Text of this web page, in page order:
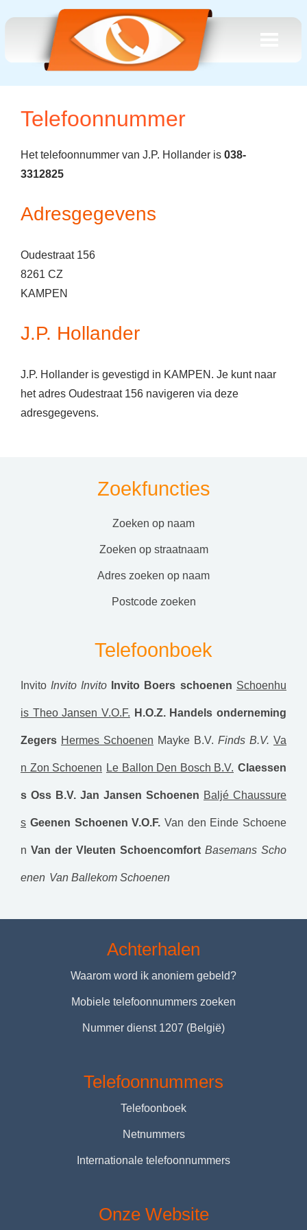
Telefoonnummer
Het telefoonnummer van J.P. Hollander is 038-
3312825
Adresgegevens
Oudestraat 156
8261 CZ
KAMPEN
J.P. Hollander
J.P. Hollander is gevestigd in KAMPEN. Je kunt naar
het adres Oudestraat 156 navigeren via deze
adresgegevens.
Zoekfuncties
zoeken op naam
zoeken op straatnaam
adres zoeken op naam
postcode zoeken
Telefoonboek
Invito Invito Invito Invito Boers schoenen Schoenhu
is Theo Jansen V.O.F. H.O.Z. Handels onderneming
Zegers Hermes Schoenen Mayke B.V. Finds B.V. Va
n Zon Schoenen Le Ballon Den Bosch B.V. Claessen
s Oss B.V. Jan Jansen Schoenen Baljé Chaussure
s Geenen Schoenen V.O.F. Van den Einde Schoene
n Van der Vleuten Schoencomfort Basemans Scho
enen Van Ballekom Schoenen
Achterhalen
Waarom word ik anoniem gebeld?
Mobiele telefoonnummers zoeken
Nummer dienst 1207 (België)
Telefoonnummers
Telefoonboek
Netnummers
Internationale telefoonnummers
Onze Website